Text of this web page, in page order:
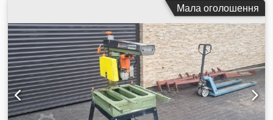
Мала оголошення